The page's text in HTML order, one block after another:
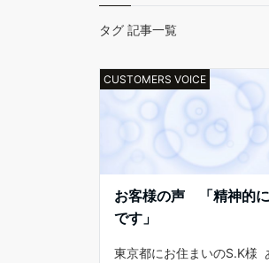
タグ 記事一覧
CUSTOMERS VOICE
お客様の声 「精神的
です」
東京都にお住まいのS.K様